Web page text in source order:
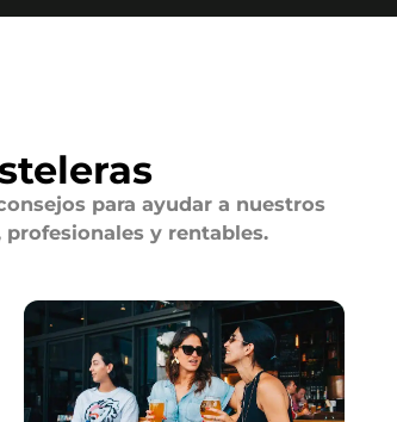
para ayudar a nuestros
y rentables.